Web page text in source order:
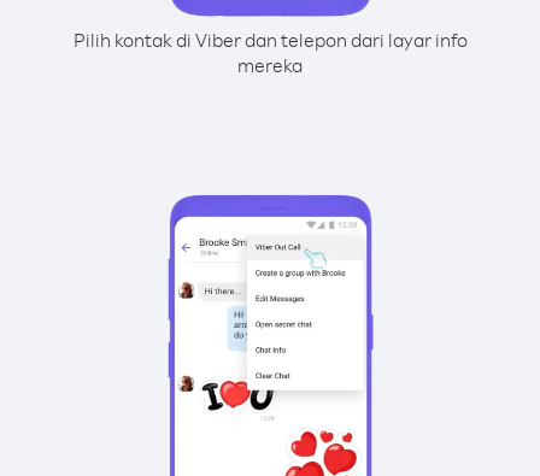
Pilih kontak di Viber dan telepon dari layar info
mereka